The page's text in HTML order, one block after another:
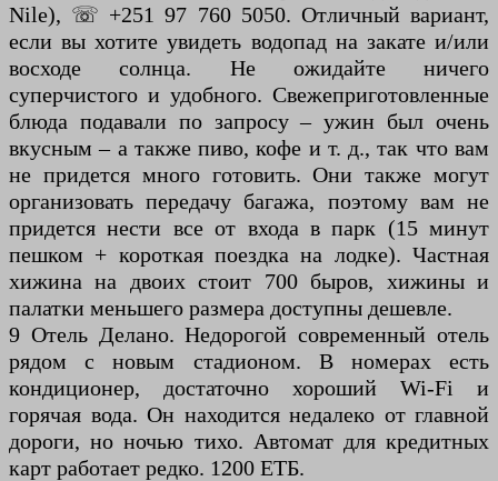
Nile), ☏ +251 97 760 5050. Отличный вариант,
если вы хотите увидеть водопад на закате и/или
восходе солнца. Не ожидайте ничего
суперчистого и удобного. Свежеприготовленные
блюда подавали по запросу – ужин был очень
вкусным – а также пиво, кофе и т. д., так что вам
не придется много готовить. Они также могут
организовать передачу багажа, поэтому вам не
придется нести все от входа в парк (15 минут
пешком + короткая поездка на лодке). Частная
хижина на двоих стоит 700 быров, хижины и
палатки меньшего размера доступны дешевле.
9 Отель Делано. Недорогой современный отель
рядом с новым стадионом. В номерах есть
кондиционер, достаточно хороший Wi-Fi и
горячая вода. Он находится недалеко от главной
дороги, но ночью тихо. Автомат для кредитных
карт работает редко. 1200 ЕТБ.